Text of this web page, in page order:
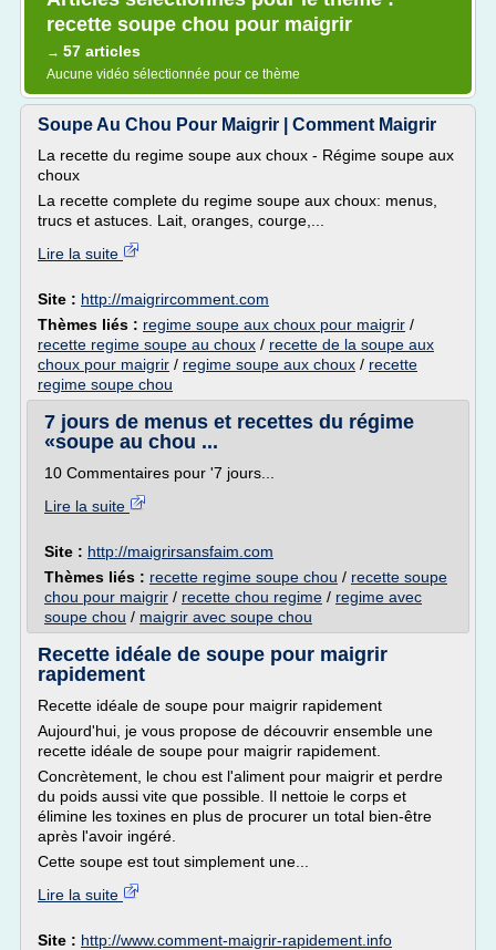
recette soupe chou pour maigrir
→ 57 articles
Aucune vidéo sélectionnée pour ce thème
Soupe Au Chou Pour Maigrir | Comment Maigrir
La recette du regime soupe aux choux - Régime soupe aux
choux
La recette complete du regime soupe aux choux: menus,
trucs et astuces. Lait, oranges, courge,...
Lire la suite
Site : http://maigrircomment.com
Thèmes liés : regime soupe aux choux pour maigrir /
recette regime soupe au choux / recette de la soupe aux
choux pour maigrir / regime soupe aux choux / recette
regime soupe chou
7 jours de menus et recettes du régime
«soupe au chou ...
10 Commentaires pour '7 jours...
Lire la suite
Site : http://maigrirsansfaim.com
Thèmes liés : recette regime soupe chou / recette soupe
chou pour maigrir / recette chou regime / regime avec
soupe chou / maigrir avec soupe chou
Recette idéale de soupe pour maigrir
rapidement
Recette idéale de soupe pour maigrir rapidement
Aujourd'hui, je vous propose de découvrir ensemble une
recette idéale de soupe pour maigrir rapidement.
Concrètement, le chou est l'aliment pour maigrir et perdre
du poids aussi vite que possible. Il nettoie le corps et
élimine les toxines en plus de procurer un total bien-être
après l'avoir ingéré.
Cette soupe est tout simplement une...
Lire la suite
Site : http://www.comment-maigrir-rapidement.info